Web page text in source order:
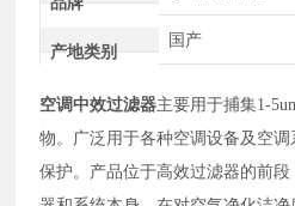
产地类别
国产
空调中效过滤器主要用于捕集1-
物。广泛用于各种空调设备及空
保护。产品位于高效过滤器的前